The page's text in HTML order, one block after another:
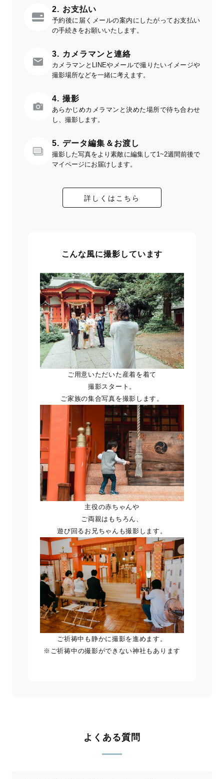
2. お支払い
予約後に届くメールの案内にしたがってお支払い
の手続きをお願いいたします。
3. カメラマンと連絡
カメラマンとLINEやメールで撮りたいイメージや
撮影場所などを一緒に考えます。
4. 撮影
あらかじめカメラマンと決めた場所で待ち合わせ
し、撮影します。
5. データ編集＆お渡し
撮影した写真をより素敵に編集して1~2週間前後で
マイページにお届けします。
詳しくはこちら
こんな風に撮影しています
ご用意いただいた産着を着て
撮影スタート。
ご家族の集合写真を撮影します。
主役の赤ちゃんや
ご両親はもちろん、
遊び回るお兄ちゃんも撮影します。
ご祈祷中も静かに撮影を進めます。
※ご祈祷中の撮影ができない神社もあります
よくある質問